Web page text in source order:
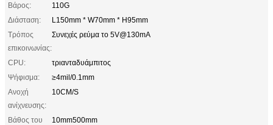
Βάρος:
110G
Διάσταση:
L150mm * W70mm * H95mm
Τρόπος
επικοινωνίας:
Συνεχές ρεύμα το 5V@130mA
CPU:
τριανταδυάμπιτος
Ψήφισμα:
≥4mil/0.1mm
Ανοχή
ανίχνευσης:
10CM/S
Βάθος του
10mm500mm